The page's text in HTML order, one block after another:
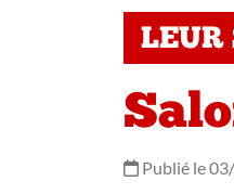
LEUR
Publié le